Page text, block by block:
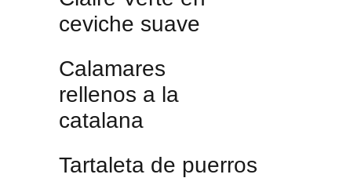
ceviche suave
Calamares
rellenos a la
catalana
Tartaleta de puerros